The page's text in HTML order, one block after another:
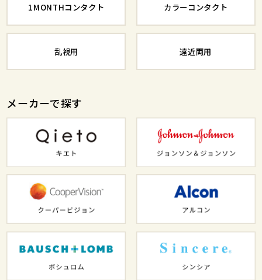
1MONTHコンタクト カラーコンタクト
乱視用 遠近両用
メーカーで探す